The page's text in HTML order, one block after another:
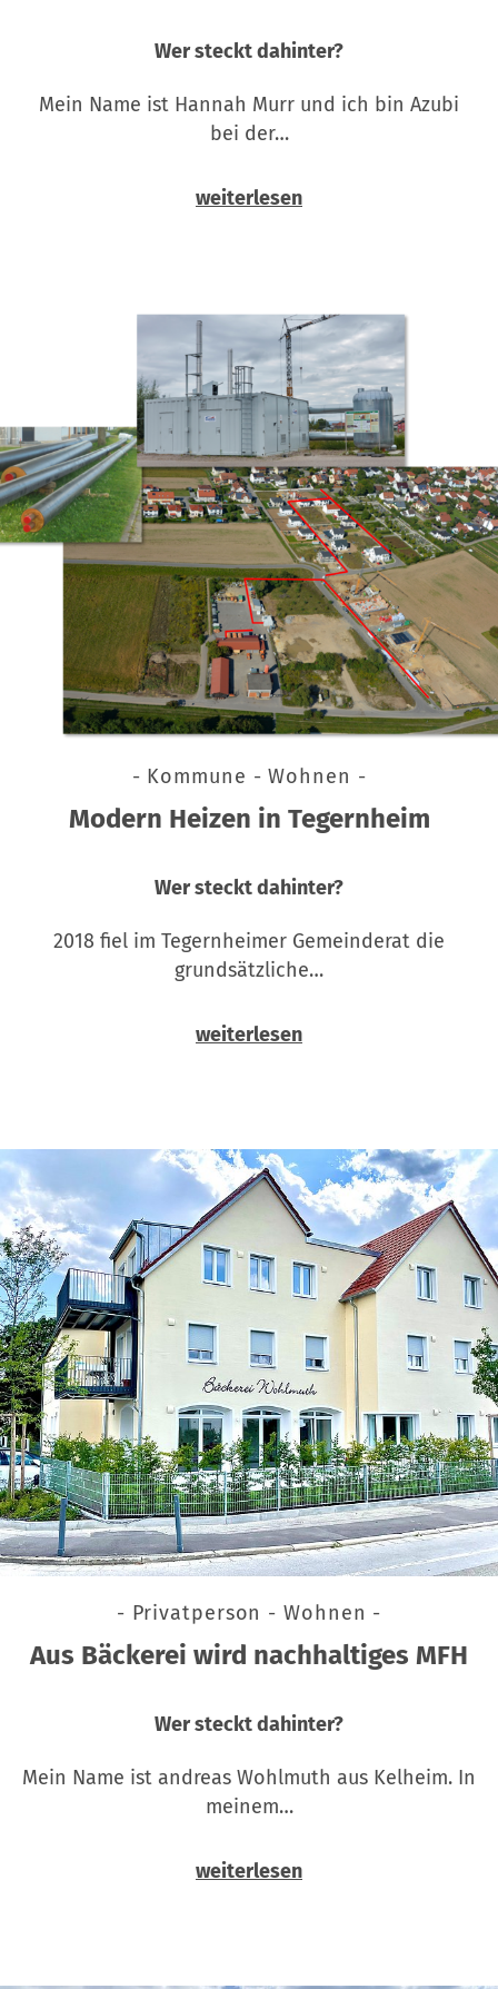
Wer steckt dahinter?
Mein Name ist Hannah Murr und ich bin Azubi
bei der…
weiterlesen
- Kommune - Wohnen -
Modern Heizen in Tegernheim
Wer steckt dahinter?
2018 fiel im Tegernheimer Gemeinderat die
grundsätzliche…
weiterlesen
- Privatperson - Wohnen -
Aus Bäckerei wird nachhaltiges MFH
Wer steckt dahinter?
Mein Name ist andreas Wohlmuth aus Kelheim. In
meinem…
weiterlesen